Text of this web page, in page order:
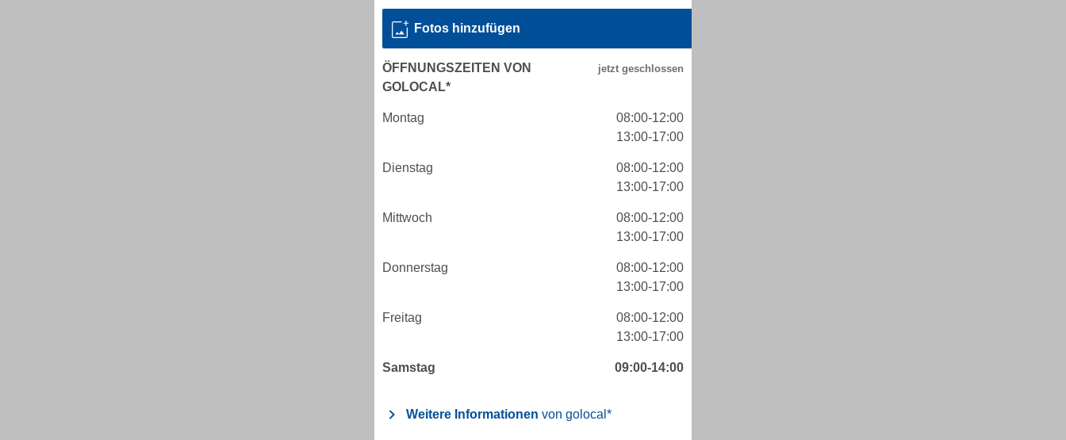
Fotos hinzufügen
ÖFFNUNGSZEITEN VON
GOLOCAL*
Montag
08:00-12:00
13:00-17:00
Dienstag
08:00-12:00
13:00-17:00
Mittwoch
08:00-12:00
13:00-17:00
Donnerstag
08:00-12:00
13:00-17:00
Freitag
08:00-12:00
13:00-17:00
Samstag 09:00-14:00
Weitere Informationen von golocal*